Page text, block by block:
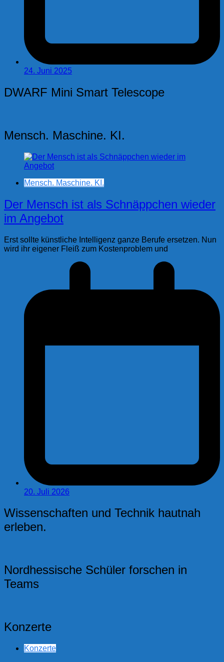
24. Juni 2025
DWARF Mini Smart Telescope
Mensch. Maschine. KI.
Mensch. Maschine. KI.
Der Mensch ist als Schnäppchen wieder
im Angebot
Erst sollte künstliche Intelligenz ganze Berufe ersetzen. Nun
wird ihr eigener Fleiß zum Kostenproblem und
20. Juli 2026
Wissenschaften und Technik hautnah
erleben.
Nordhessische Schüler forschen in
Teams
Konzerte
Konzerte